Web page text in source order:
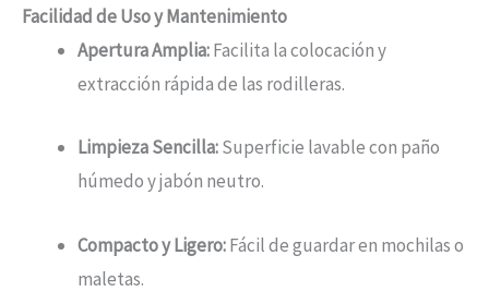
Facilidad de Uso y Mantenimiento
Apertura Amplia:Facilita la colocación y
extracción rápida de las rodilleras.
Limpieza Sencilla:Superficie lavable con paño
húmedo y jabón neutro.
Compacto y Ligero:Fácil de guardar en mochilas o
maletas.